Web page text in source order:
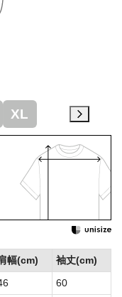
幅(cm)
袖丈(cm)
60
XL